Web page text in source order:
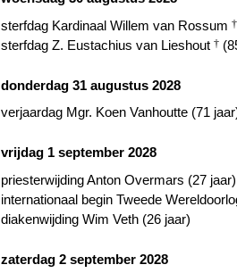
sterfdag Kardinaal Willem van Rossum †
sterfdag Z. Eustachius van Lieshout †
donderdag 31 augustus 2028
verjaardag Mgr. Koen Vanhoutte (71
vrijdag 1 september 2028
priesterwijding Anton Overmars (27 jaar)
internationaal begin Tweede
diakenwijding Wim Veth (26 jaar)
zaterdag 2 september 2028